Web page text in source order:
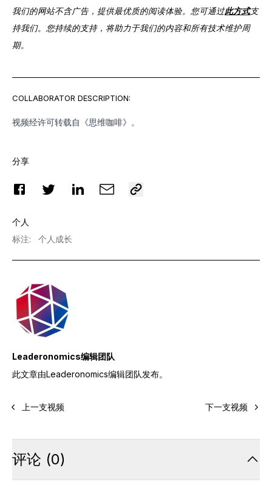
我们的网站不含广告，提供最优质的阅读体验。您可通过此方式支
持我们。您持续的支持，将助力于我们的内容和所有技术维护周
期。
COLLABORATOR DESCRIPTION:
视频经许可转载自 《思维咖啡》 。
分享
个人
标注: 个人成长
Leaderonomics编辑团队
此文章由Leaderonomics编辑团队发布。
上一支视频 下一支视频
评论 (0)